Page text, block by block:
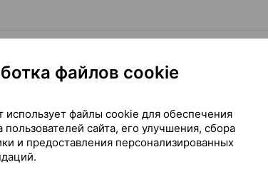
файлов cookie
использует файлы cookie для обеспечения
пользователей сайта, его улучшения, сбора
и предоставления персонализированных